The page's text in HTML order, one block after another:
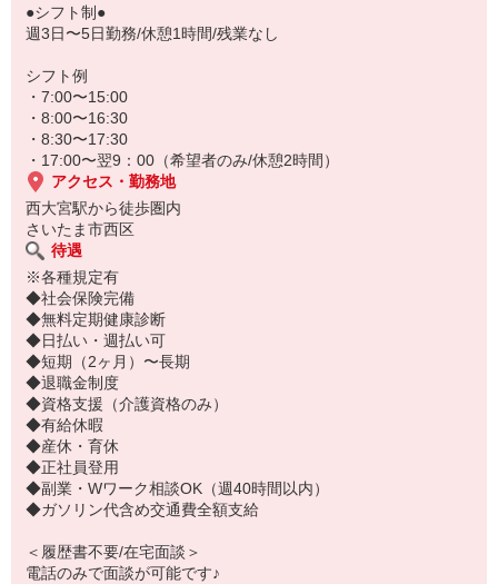
困ったときはお互い様。
スタッフ同士のコミュニケーションも円滑で働きやすさに定評あり
もちろん子供がいない方も穏やかに働いています★
●シフト制●
週3日〜5日勤務/休憩1時間/残業なし
シフト例
・7:00〜15:00
・8:00〜16:30
・8:30〜17:30
・17:00〜翌9：00（希望者のみ/休憩2時間）
アクセス・勤務地
西大宮駅から徒歩圏内
さいたま市西区
待遇
※各種規定有
◆社会保険完備
◆無料定期健康診断
◆日払い・週払い可
◆短期（2ヶ月）〜長期
◆退職金制度
◆資格支援（介護資格のみ）
◆有給休暇
◆産休・育休
◆正社員登用
◆副業・Wワーク相談OK（週40時間以内）
◆ガソリン代含め交通費全額支給
＜履歴書不要/在宅面談＞
電話のみで面談が可能です♪